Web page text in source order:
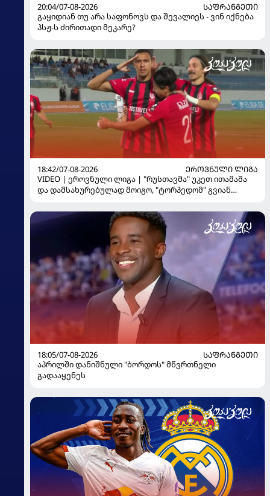
20:04/07-08-2026
ᲡᲐᲤᲠᲐᲜᲒᲔᲗᲘ
გაყიდიან თუ არა საფონოვს და შევალიეს - ვინ იქნება
პსჟ-ს ძირითადი მეკარე?
18:42/07-08-2026
ᲔᲠᲝᲕᲜᲣᲚᲘ ᲚᲘᲒᲐ
VIDEO | ეროვნული ლიგა | "რუსთავმა" უკეთ ითამაშა
და დამსახურებულად მოიგო, "ტორპედომ" გვიან
18:05/07-08-2026
ᲡᲐᲤᲠᲐᲜᲒᲔᲗᲘ
აპრილში დანიშნული "ბორდოს" მწვრთნელი
გადააყენეს